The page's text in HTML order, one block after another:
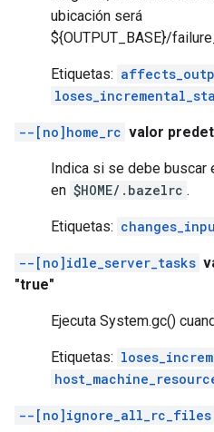
ubicación será
${OUTPUT_BASE}/
Etiquetas:
--[no]home_rc valor
Indica si se debe buscar
en $HOME/.bazelrc .
Etiquetas:
--[no]idle_server_tasks
"true"
Ejecuta System.gc()
Etiquetas:
--[no]ignore_all_rc_files